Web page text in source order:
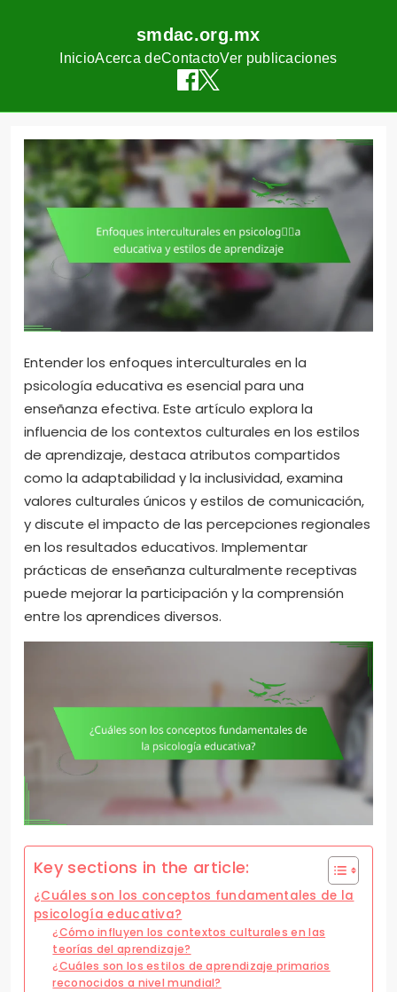
smdac.org.mx
InicioAcerca deContactoVer publicaciones
content
Entender los enfoques interculturales en la
psicología educativa es esencial para una
enseñanza efectiva. Este artículo explora la
influencia de los contextos culturales en los estilos
de aprendizaje, destaca atributos compartidos
como la adaptabilidad y la inclusividad, examina
valores culturales únicos y estilos de comunicación,
y discute el impacto de las percepciones regionales
en los resultados educativos. Implementar
prácticas de enseñanza culturalmente receptivas
puede mejorar la participación y la comprensión
entre los aprendices diversos.
Key sections in the article:
¿Cuáles son los conceptos fundamentales de la
psicología educativa?
¿Cómo influyen los contextos culturales en las
teorías del aprendizaje?
¿Cuáles son los estilos de aprendizaje primarios
reconocidos a nivel mundial?